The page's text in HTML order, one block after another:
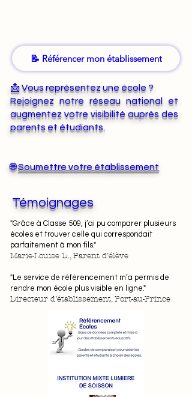
📝 Référencer mon établissement
📩 Vous représentez une école ?
Rejoignez notre réseau national et
augmentez votre visibilité auprès des
parents et étudiants.
🌐Soumettre votre établissement
Témoignages
"Grâce à Classe 509, j’ai pu comparer plusieurs
écoles et trouver celle qui correspondait
parfaitement à mon fils."
Marie-Louise D., Parent d’élève
"Le service de référencement m’a permis de
rendre mon école plus visible en ligne."
Directeur d’établissement, Port-au-Prince